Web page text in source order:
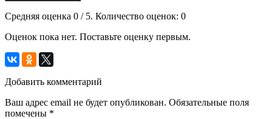
Средняя оценка 0 / 5. Количество оценок: 0
Оценок пока нет. Поставьте оценку первым.
Добавить комментарий
Ваш адрес email не будет опубликован. Обязательные поля
помечены *